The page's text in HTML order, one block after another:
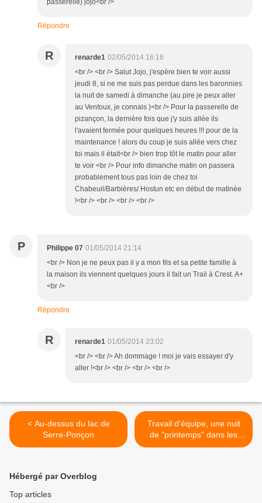
passerelle) jojo<br />
Répondre
R renarde1 02/05/2014 16:16
<br /> <br /> Salut Jojo, j'espère bien te voir aussi
jeudi 8, si ne me suis pas perdue dans les baronnies
la nuit de samedi à dimanche (au pire je peux aller
au Ventoux, je connais )<br /> Pour la passerelle de
pizançon, la dernière fois que j'y suis allée ils
l'avaient fermée pour quelques heures !!! pour de la
maintenance ! alors du coup je suis allée vers chez
toi mais il était<br /> bien trop tôt le matin pour aller
te voir <br /> Pour info dimanche matin on passera
probablement tous pas loin de chez toi
Chabeuil/Barbières/ Hostun etc en début de matinée
!<br /> <br /> <br /> <br />
P Philippe 07 01/05/2014 21:14
<br /> Non je ne peux pas il y a mon fils et sa petite famille à
la maison ils viennent quelques jours il fait un Trail à Crest. A+
<br />
Répondre
R renarde1 01/05/2014 23:02
<br /> <br /> Ah dommage ! moi je vais essayer d'y
aller !<br /> <br /> <br /> <br />
< Au-dessus du lac de
Serre-Ponçon
Travail d'équipe, une nuit
de "printemps" dans les
Baronnies >
Hébergé par Overblog
Top articles